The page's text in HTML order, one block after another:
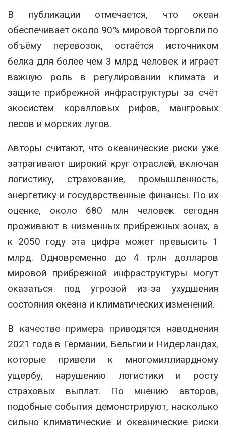
В публикации отмечается, что океан
обеспечивает около 90% мировой торговли по
объёму перевозок, остаётся источником
белка для более чем 3 млрд человек и играет
важную роль в регулировании климата и
защите прибрежной инфраструктуры за счёт
экосистем коралловых рифов, мангровых
лесов и морских лугов.
Авторы считают, что океанические риски уже
затрагивают широкий круг отраслей, включая
логистику, страхование, промышленность,
энергетику и государственные финансы. По их
оценке, около 680 млн человек сегодня
проживают в низменных прибрежных зонах, а
к 2050 году эта цифра может превысить 1
млрд. Одновременно до 4 трлн долларов
мировой прибрежной инфраструктуры могут
оказаться под угрозой из-за ухудшения
состояния океана и климатических изменений.
В качестве примера приводятся наводнения
2021 года в Германии, Бельгии и Нидерландах,
которые привели к многомиллиардному
ущербу, нарушению логистики и росту
страховых выплат. По мнению авторов,
подобные события демонстрируют, насколько
сильно климатические и океанические риски